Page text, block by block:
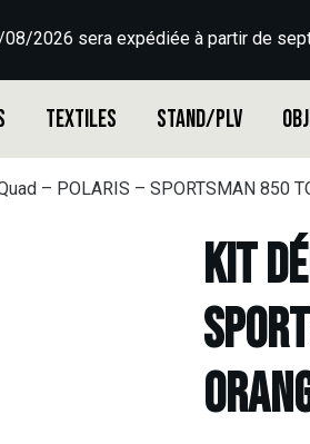
2026 sera expédiée à partir de
Textiles Stand/PLV
– POLARIS – SPORTSMAN 850
Kit